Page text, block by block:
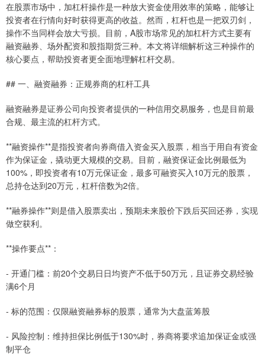
在股票市场中，加杠杆操作是一种放大资金使用效率的策略，能够让
投资者在行情向好时获得更高的收益。然而，杠杆也是一把双刃剑，
操作不当同样会放大亏损。目前，A股市场常见的加杠杆方式主要有
融资融券、场外配资和股指期货三种。本文将详细解析这三种操作的
核心要点，帮助投资者更全面地理解杠杆交易。
## 一、融资融券：正规券商的杠杆工具
融资融券是证券公司向投资者提供的一种信用交易服务，也是目前最
合规、最主流的杠杆方式。
**融资操作**是指投资者向券商借入资金买入股票，相当于用自有资金
作为保证金，撬动更大规模的交易。目前，融资保证金比例最低为
100%，即投资者有10万元保证金，最多可融资买入10万元的股票，
总持仓达到20万元，杠杆倍数为2倍。
**融券操作**则是借入股票卖出，预期未来股价下跌后买回还券，实现
做空获利。
**操作要点**：
- 开通门槛：前20个交易日日均资产不低于50万元，且证券交易经验
满6个月
- 标的范围：仅限融资融券标的股票，通常为大盘蓝筹股
- 风险控制：维持担保比例低于130%时，券商将要求追加保证金或强
制平仓